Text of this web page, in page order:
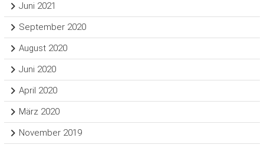
Juni 2021
September 2020
August 2020
Juni 2020
April 2020
März 2020
November 2019